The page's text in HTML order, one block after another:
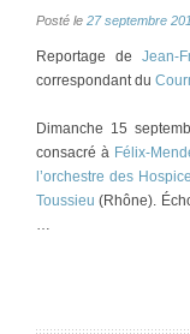
Posté le 27 septembre
Reportage de Jean-
correspondant du
Dimanche 15
consacré à Félix-
l’orchestre des
Toussieu(Rhône).
…